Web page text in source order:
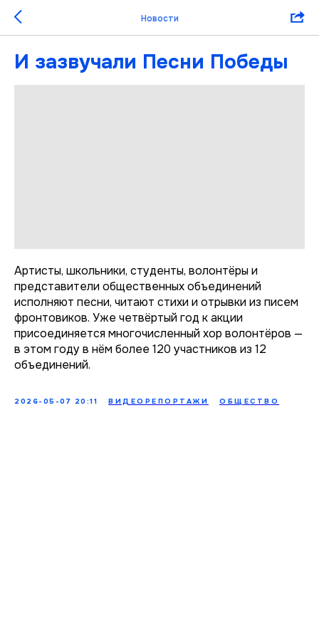
Новости
И зазвучали Песни Победы
Артисты, школьники, студенты, волонтёры и
представители общественных объединений
исполняют песни, читают стихи и отрывки из писем
фронтовиков. Уже четвёртый год к акции
присоединяется многочисленный хор волонтёров —
в этом году в нём более 120 участников из 12
объединений.
2026-05-07 20:11 ВИДЕОРЕПОРТАЖИ ОБЩЕСТВО